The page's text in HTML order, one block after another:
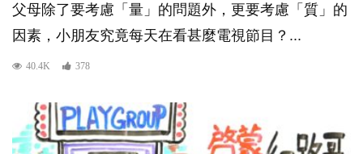
父母除了要考慮「量」的問題外，更要考慮「質」的
因素，小朋友究竟每天在看甚麼電視節目？...
40.4K 378